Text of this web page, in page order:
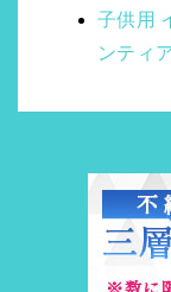
子供用
ンティ